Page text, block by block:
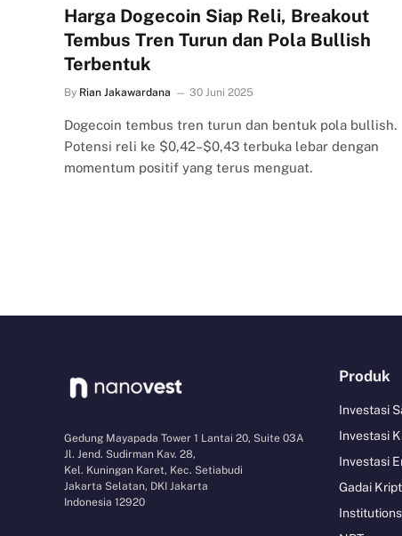
Harga Dogecoin Siap Reli, Breakout
Tembus Tren Turun dan Pola Bullish
Terbentuk
By Rian Jakawardana 30 Juni 2025
Dogecoin tembus tren turun dan bentuk pola bullish.
Potensi reli ke $0,42–$0,43 terbuka lebar dengan
momentum positif yang terus menguat.
Gedung Mayapada Tower 1 Lantai 20, Suite 03A
Jl. Jend. Sudirman Kav. 28,
Kel. Kuningan Karet, Kec. Setiabudi
Jakarta Selatan, DKI Jakarta
Indonesia 12920
Produk
Investasi
Investasi
Investasi
Gadai
Institutions